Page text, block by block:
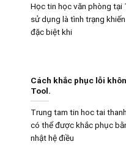
Học tin học văn phòng tại
sử dụng là tình trạng
đặc biệt khi
Cách khắc phục lỗi
Tool.
Trung tam tin hoc tai
có thể được khắc phục
nhật hệ điều